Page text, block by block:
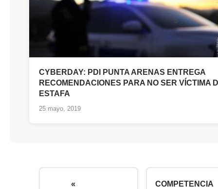
CYBERDAY: PDI PUNTA ARENAS ENTREGA
RECOMENDACIONES PARA NO SER VÍCTIMA
ESTAFA
25 mayo, 2019
«
COMPETENCIA